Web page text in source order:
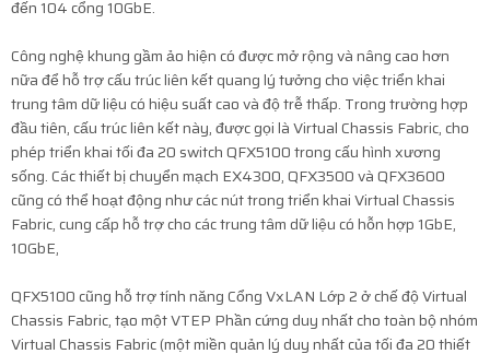
đến 104 cổng 10GbE.
Công nghệ khung gầm ảo hiện có được mở rộng và nâng cao hơn
nữa để hỗ trợ cấu trúc liên kết quang lý tưởng cho việc triển khai
trung tâm dữ liệu có hiệu suất cao và độ trễ thấp. Trong trường hợp
đầu tiên, cấu trúc liên kết này, được gọi là Virtual Chassis Fabric, cho
phép triển khai tối đa 20 switch QFX5100 trong cấu hình xương
sống. Các thiết bị chuyển mạch EX4300, QFX3500 và QFX3600
cũng có thể hoạt động như các nút trong triển khai Virtual Chassis
Fabric, cung cấp hỗ trợ cho các trung tâm dữ liệu có hỗn hợp 1GbE,
10GbE,
QFX5100 cũng hỗ trợ tính năng Cổng VxLAN Lớp 2 ở chế độ Virtual
Chassis Fabric, tạo một VTEP Phần cứng duy nhất cho toàn bộ nhóm
Virtual Chassis Fabric (một miền quản lý duy nhất của tối đa 20 thiết